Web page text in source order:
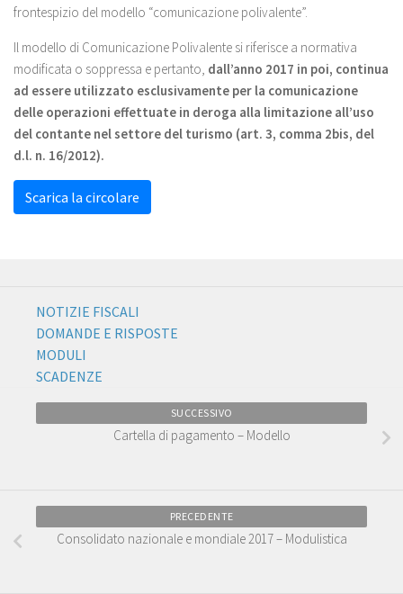
frontespizio del modello “comunicazione polivalente”.
Il modello di Comunicazione Polivalente si riferisce a normativa
modificata o soppressa e pertanto, dall’anno 2017 in poi, continua
ad essere utilizzato esclusivamente per la comunicazione
delle operazioni effettuate in deroga alla limitazione all’uso
del contante nel settore del turismo (art. 3, comma 2bis, del
d.l. n. 16/2012).
Scarica la circolare
NOTIZIE FISCALI
DOMANDE E RISPOSTE
MODULI
SCADENZE
SUCCESSIVO
Cartella di pagamento – Modello
PRECEDENTE
Consolidato nazionale e mondiale 2017 – Modulistica